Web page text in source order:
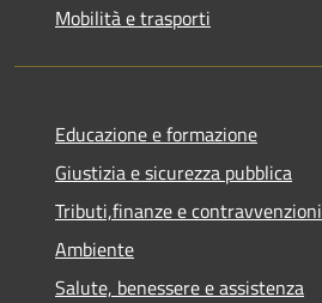
Mobilità e trasporti
Educazione e formazione
Giustizia e sicurezza pubblica
Tributi,finanze e contravvenzioni
Ambiente
Salute, benessere e assistenza